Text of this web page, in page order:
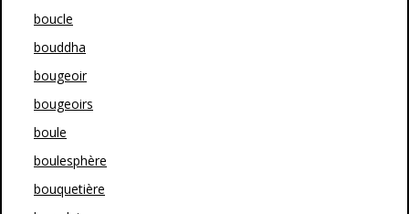
boucle
bouddha
bougeoir
bougeoirs
boule
boulesphère
bouquetière